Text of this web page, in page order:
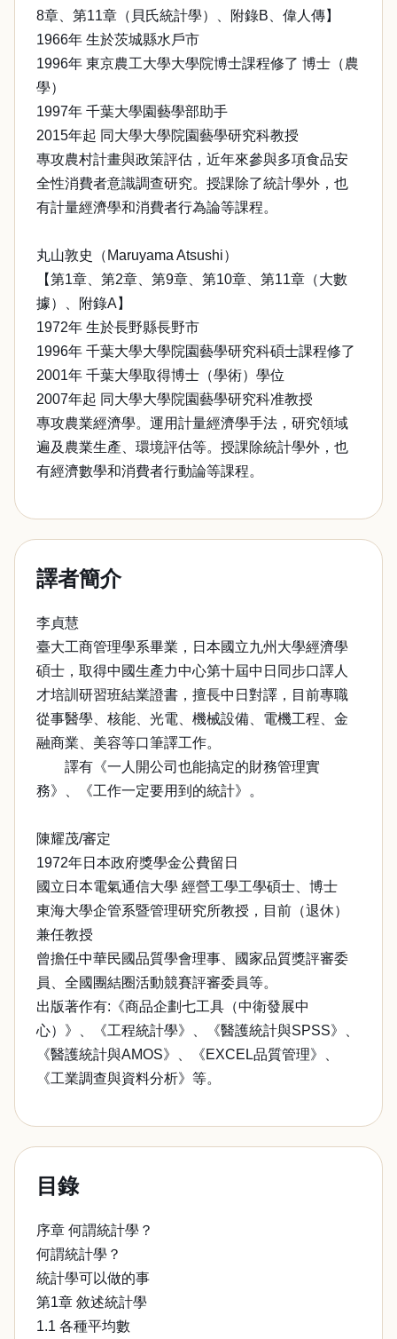
8章、第11章（貝氏統計學）、附錄B、偉人傳】
1966年 生於茨城縣水戶市
1996年 東京農工大學大學院博士課程修了 博士（農
學）
1997年 千葉大學園藝學部助手
2015年起 同大學大學院園藝學研究科教授
專攻農村計畫與政策評估，近年來參與多項食品安
全性消費者意識調查研究。授課除了統計學外，也
有計量經濟學和消費者行為論等課程。
丸山敦史（Maruyama Atsushi）
【第1章、第2章、第9章、第10章、第11章（大數
據）、附錄A】
1972年 生於長野縣長野市
1996年 千葉大學大學院園藝學研究科碩士課程修了
2001年 千葉大學取得博士（學術）學位
2007年起 同大學大學院園藝學研究科准教授
專攻農業經濟學。運用計量經濟學手法，研究領域
遍及農業生產、環境評估等。授課除統計學外，也
有經濟數學和消費者行動論等課程。
譯者簡介
李貞慧
臺大工商管理學系畢業，日本國立九州大學經濟學
碩士，取得中國生產力中心第十屆中日同步口譯人
才培訓研習班結業證書，擅長中日對譯，目前專職
從事醫學、核能、光電、機械設備、電機工程、金
融商業、美容等口筆譯工作。
譯有《一人開公司也能搞定的財務管理實
務》、《工作一定要用到的統計》。
陳耀茂/審定
1972年日本政府獎學金公費留日
國立日本電氣通信大學 經營工學工學碩士、博士
東海大學企管系暨管理研究所教授，目前（退休）
兼任教授
曾擔任中華民國品質學會理事、國家品質獎評審委
員、全國團結圈活動競賽評審委員等。
出版著作有:《商品企劃七工具（中衛發展中
心）》、《工程統計學》、《醫護統計與SPSS》、
《醫護統計與AMOS》、《EXCEL品質管理》、
《工業調查與資料分析》等。
目錄
序章 何謂統計學？
何謂統計學？
統計學可以做的事
第1章 敘述統計學
1.1 各種平均數